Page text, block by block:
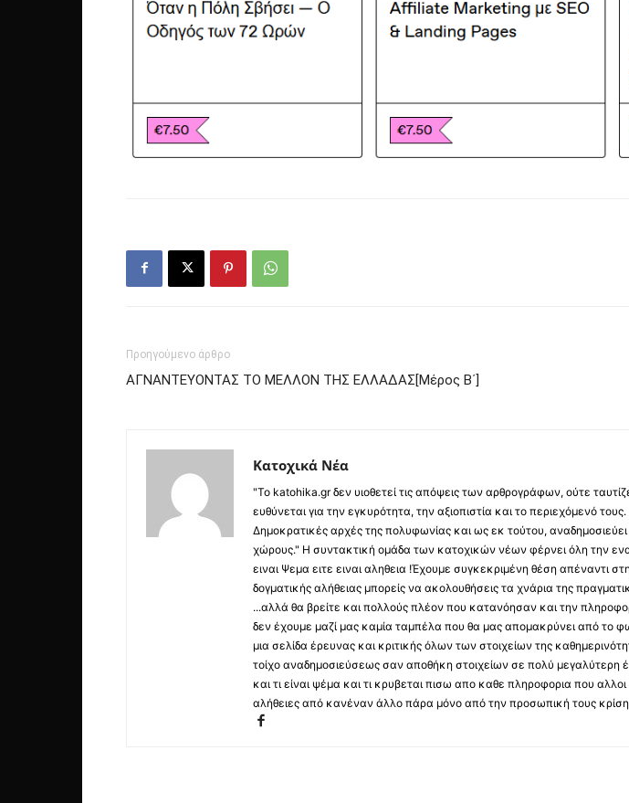
Προηγούμενο άρθρο
ΑΓΝΑΝΤΕΥΟΝΤΑΣ ΤΟ ΜΕΛΛΟΝ ΤΗΣ ΕΛΛΑΔΑΣ[Μέρος Β΄]
Κατοχικά Νέα
"Το katohika.gr δεν υιοθετεί τις απόψεις των αρθρογράφων, ούτε
ευθύνεται για την εγκυρότητα, την αξιοπιστία και το περιεχόμενό
Δημοκρατικές αρχές της πολυφωνίας και ως εκ τούτου,
χώρους." Η συντακτική ομάδα των κατοχικών νέων φέρνει όλη την
ειναι Ψεμα ειτε ειναι αληθεια !Έχουμε συγκεκριμένη θέση απέναντι
δογματικής αλήθειας μπορείς να ακολουθήσεις τα χνάρια της
...αλλά θα βρείτε και πολλούς πλέον που κατανόησαν και την
δεν έχουμε μαζί μας καμία ταμπέλα που θα μας απομακρύνει από το
μια σελίδα έρευνας και κριτικής όλων των στοιχείων της
τοίχο αναδημοσιεύσεως σαν αποθήκη στοιχείων σε πολύ μεγαλύτερη
και τι είναι ψέμα και τι κρυβεται πισω απο καθε πληροφορια που
αλήθειες από κανέναν άλλο πάρα μόνο από την προσωπική τους